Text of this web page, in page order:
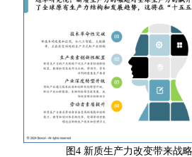
图4 新质生产力改变带来战